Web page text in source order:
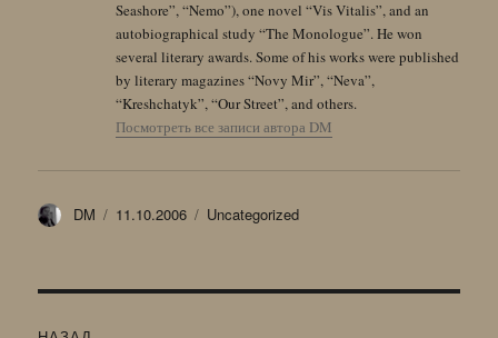
Seashore”, “Nemo”), one novel “Vis Vitalis”, and an
autobiographical study “The Monologue”. He won
several literary awards. Some of his works were published
by literary magazines “Novy Mir”, “Neva”,
“Kreshchatyk”, “Our Street”, and others.
Посмотреть все записи автора DM
Автор
DM Опубликовано
11.10.2006 Рубрики
Uncategorized